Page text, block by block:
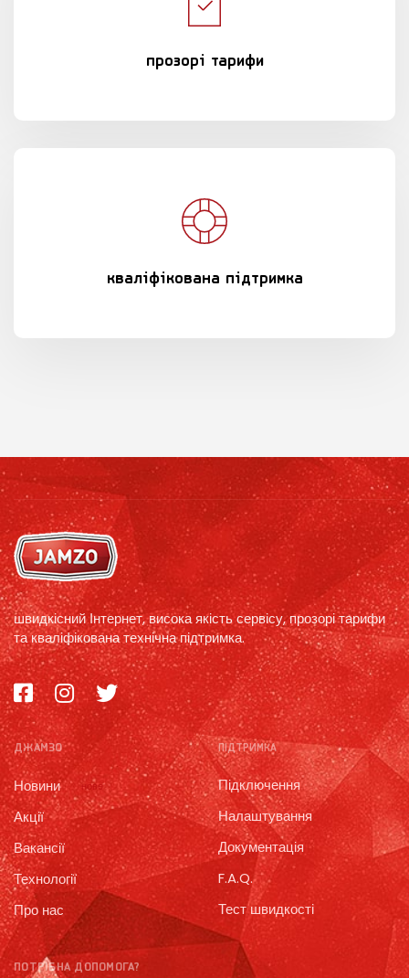
прозорі тарифи
кваліфікована підтримка
швидкісний Інтернет, висока якість сервісу, прозорі тарифи
та кваліфікована технічна підтримка.
ДЖАМЗО
Новини нове
Акції
Вакансії
Технології
Про нас
ПІДТРИМКА
Підключення
Налаштування
Документація
F.A.Q.
Тест швидкості
ПОТРІБНА ДОПОМОГА?